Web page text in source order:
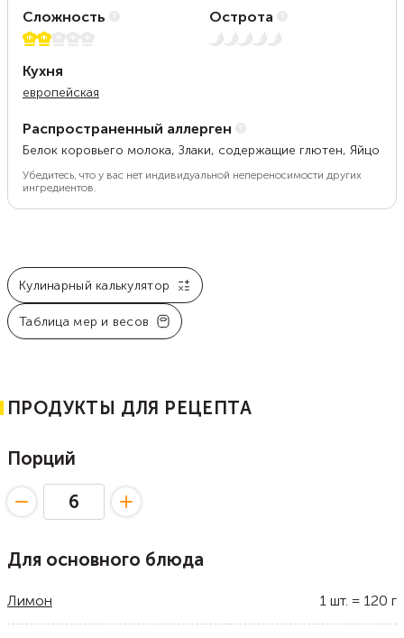
Сложность
2 из 5
Острота
Нет остроты
Кухня
европейская
Распространенный аллерген
Белок коровьего молока, Злаки, содержащие глютен, Яйцо
Убедитесь, что у вас нет индивидуальной непереносимости других
ингредиентов.
Кулинарный калькулятор
Таблица мер и весов
ПРОДУКТЫ ДЛЯ РЕЦЕПТА
Порций
Для основного блюда
Лимон 1 шт. = 120 г